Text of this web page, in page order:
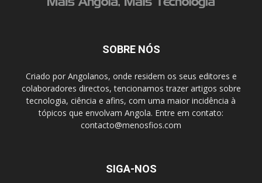
SOBRE NÓS
Criado por Angolanos, onde residem os seus editores e
colaboradores directos, tencionamos trazer artigos sobre
tecnologia, ciência e afins, com uma maior incidência à
tópicos que envolvam Angola. Entre em contato:
contacto@menosfios.com
SIGA-NOS